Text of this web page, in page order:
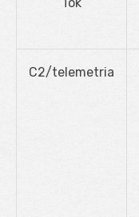
C2/telemetria